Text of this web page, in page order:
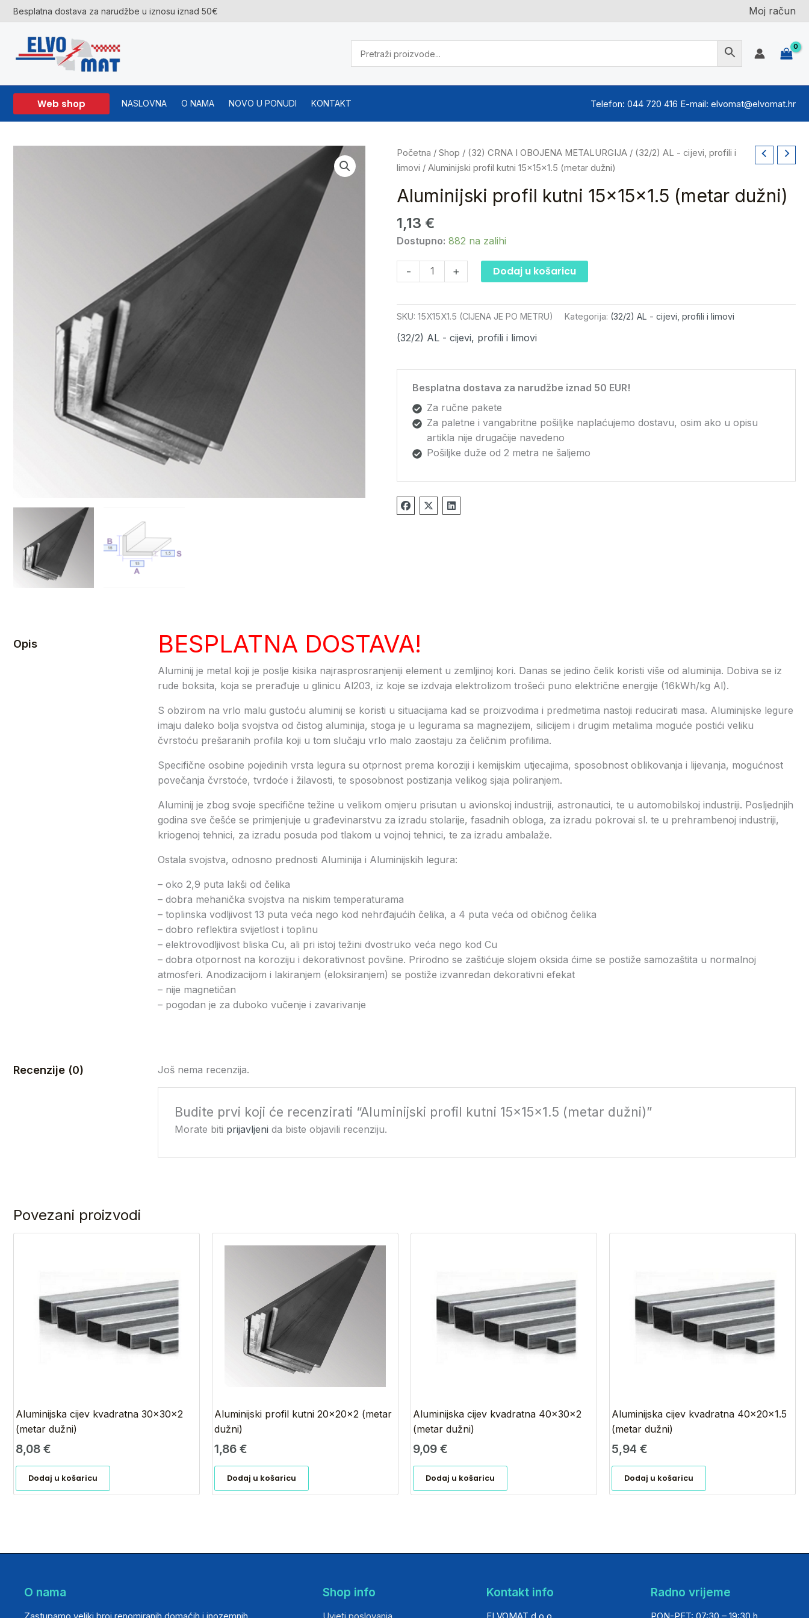
Skip
to
content
Besplatna dostava za narudžbe u iznosu iznad 50€ Moj račun
Web shop NASLOVNA O NAMA NOVO U PONUDI KONTAKT Telefon: 044 720 416 E-mail: elvomat@elvomat.hr
Početna / Shop / (32) CRNA I OBOJENA METALURGIJA / (32/2) AL - cijevi, profili i
limovi / Aluminijski profil kutni 15x15x1.5 (metar dužni)
Aluminijski profil kutni 15x15x1.5 (metar dužni)
1,13 €
Dostupno: 882 na zalihi
-
Aluminijski
profil
15x15x1.5
dužni)
količina
+ Dodaj u košaricu
SKU: 15X15X1.5 (CIJENA JE PO METRU) Kategorija: (32/2) AL - cijevi, profili i limovi
(32/2) AL - cijevi, profili i limovi
Besplatna dostava za narudžbe iznad 50 EUR!
Za ručne pakete
Za paletne i vangabritne pošiljke naplaćujemo dostavu, osim ako u opisu
artikla nije drugačije navedeno
Pošiljke duže od 2 metra ne šaljemo
Opis BESPLATNA DOSTAVA!
Aluminij je metal koji je poslje kisika najrasprosranjeniji element u zemljinoj kori. Danas se jedino čelik koristi više od aluminija. Dobiva se iz
rude boksita, koja se prerađuje u glinicu Al203, iz koje se izdvaja elektrolizom trošeći puno električne energije (16kWh/kg Al).
S obzirom na vrlo malu gustoću aluminij se koristi u situacijama kad se proizvodima i predmetima nastoji reducirati masa. Aluminijske legure
imaju daleko bolja svojstva od čistog aluminija, stoga je u legurama sa magnezijem, silicijem i drugim metalima moguće postići veliku
čvrstoću prešaranih profila koji u tom slučaju vrlo malo zaostaju za čeličnim profilima.
Specifične osobine pojedinih vrsta legura su otprnost prema koroziji i kemijskim utjecajima, sposobnost oblikovanja i lijevanja, mogućnost
povečanja čvrstoće, tvrdoće i žilavosti, te sposobnost postizanja velikog sjaja poliranjem.
Aluminij je zbog svoje specifične težine u velikom omjeru prisutan u avionskoj industriji, astronautici, te u automobilskoj industriji. Posljednjih
godina sve češće se primjenjuje u građevinarstvu za izradu stolarije, fasadnih obloga, za izradu pokrovai sl. te u prehrambenoj industriji,
kriogenoj tehnici, za izradu posuda pod tlakom u vojnoj tehnici, te za izradu ambalaže.
Ostala svojstva, odnosno prednosti Aluminija i Aluminijskih legura:
– oko 2,9 puta lakši od čelika
– dobra mehanička svojstva na niskim temperaturama
– toplinska vodljivost 13 puta veća nego kod nehrđajućih čelika, a 4 puta veća od običnog čelika
– dobro reflektira svijetlost i toplinu
– elektrovodljivost bliska Cu, ali pri istoj težini dvostruko veća nego kod Cu
– dobra otpornost na koroziju i dekorativnost povšine. Prirodno se zaštićuje slojem oksida ćime se postiže samozaštita u normalnoj
atmosferi. Anodizacijom i lakiranjem (eloksiranjem) se postiže izvanredan dekorativni efekat
– nije magnetičan
– pogodan je za duboko vučenje i zavarivanje
Recenzije (0) Još nema recenzija.
Budite prvi koji će recenzirati “Aluminijski profil kutni 15x15x1.5 (metar dužni)”
Morate biti prijavljeni da biste objavili recenziju.
Povezani proizvodi
Aluminijska cijev kvadratna 30x30x2
(metar dužni)
8,08€
Dodaj u košaricu
Aluminijski profil kutni 20x20x2 (metar
dužni)
1,86€
Dodaj u košaricu
Aluminijska cijev kvadratna 40x30x2
(metar dužni)
9,09€
Dodaj u košaricu
Aluminijska cijev kvadratna 40x20x1.5
(metar dužni)
5,94€
Dodaj u košaricu
O nama Shop info Kontakt info Radno vrijeme